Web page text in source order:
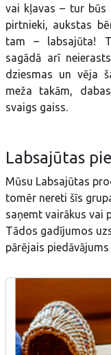
vai kļavas – tur būs
pirtnieki, aukstas
tam – labsajūta!
sagādā arī
dziesmas un vēja
meža takām,
svaigs gaiss.
Labsajūtas
Mūsu Labsajūtas
tomēr nereti šīs
saņemt vairākus vai
Tādos gadījumos
pārējais